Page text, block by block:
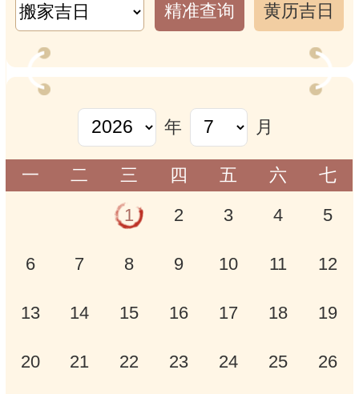
精准查询
黄历吉日
年 月
一 二 三 四 五 六 七
1 2 3 4 5
6 7 8 9 10 11 12
13 14 15 16 17 18 19
20 21 22 23 24 25 26